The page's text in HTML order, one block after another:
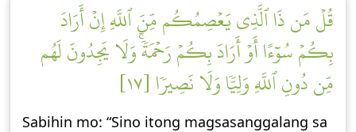
قُلۡ مَن ذَا ٱلَّذِي يَعۡصِمُكُم مِّنَ ٱللَّهِ إِنۡ أَرَادَ
بِكُمۡ سُوٓءًا أَوۡ أَرَادَ بِكُمۡ رَحۡمَةٗۚ وَلَا يَجِدُونَ لَهُم
مِّن دُونِ ٱللَّهِ وَلِيّٗا وَلَا نَصِيرٗا [١٧]
Sabihin mo: “Sino itong magsasanggalang sa